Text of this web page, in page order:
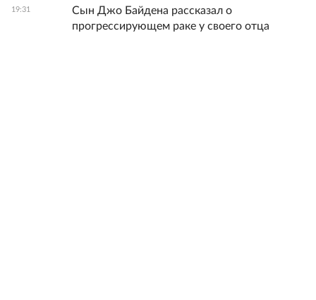
19:31
Сын Джо Байдена рассказал о
прогрессирующем раке у своего отца